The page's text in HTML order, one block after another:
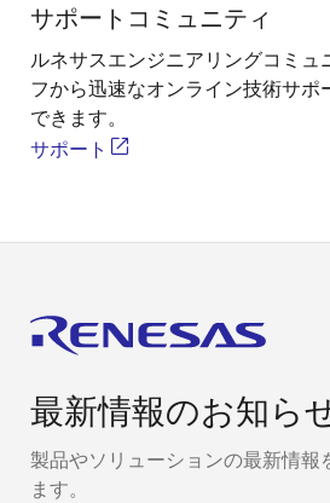
サポートコミュニティ
ルネサスエンジニアリングコミュ
フから迅速なオンライン技術サポ
できます。
サポート
最新情報のお知ら
製品やソリューションの最新情報
ます。